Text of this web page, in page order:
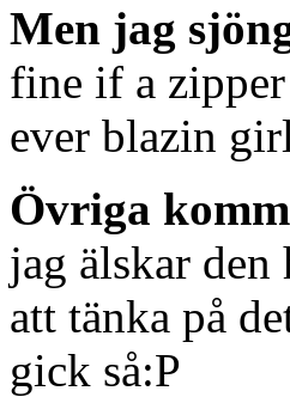
Men jag
fine if a
ever blazin
Övriga
jag älskar
att tänka på
gick så:P